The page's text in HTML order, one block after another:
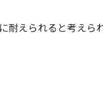
耐えられると考えら